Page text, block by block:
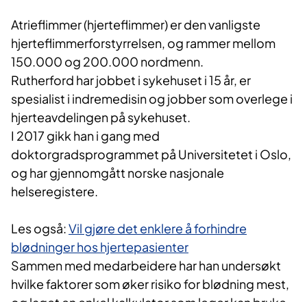
Atrieflimmer (hjerteflimmer) er den vanligste
hjerteflimmerforstyrrelsen, og rammer mellom
150.000 og 200.000 nordmenn.
Rutherford har jobbet i sykehuset i 15 år, er
spesialist i indremedisin og jobber som overlege i
hjerteavdelingen på sykehuset.
I 2017 gikk han i gang med
doktorgradsprogrammet på Universitetet i Oslo,
og har gjennomgått norske nasjonale
helseregistere.
Les også:Vil gjøre det enklere å forhindre
blødninger hos hjertepasienter
Sammen med medarbeidere har han undersøkt
hvilke faktorer som øker risiko for blødning mest,